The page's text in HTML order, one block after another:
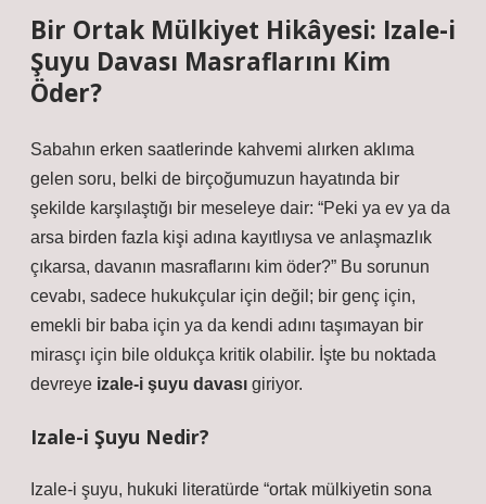
Bir Ortak Mülkiyet Hikâyesi: Izale-i
Şuyu Davası Masraflarını Kim
Öder?
Sabahın erken saatlerinde kahvemi alırken aklıma
gelen soru, belki de birçoğumuzun hayatında bir
şekilde karşılaştığı bir meseleye dair: “Peki ya ev ya da
arsa birden fazla kişi adına kayıtlıysa ve anlaşmazlık
çıkarsa, davanın masraflarını kim öder?” Bu sorunun
cevabı, sadece hukukçular için değil; bir genç için,
emekli bir baba için ya da kendi adını taşımayan bir
mirasçı için bile oldukça kritik olabilir. İşte bu noktada
devreye izale-i şuyu davası giriyor.
Izale-i Şuyu Nedir?
Izale-i şuyu, hukuki literatürde “ortak mülkiyetin sona